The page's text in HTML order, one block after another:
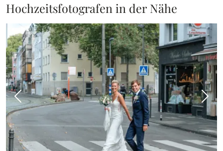
Hochzeitsfotografen in der Nähe
Vorheriges Bild